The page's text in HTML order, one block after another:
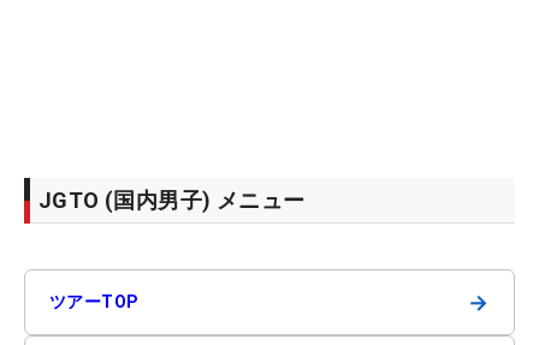
JGTO (国内男子) メニュー
ツアーTOP →